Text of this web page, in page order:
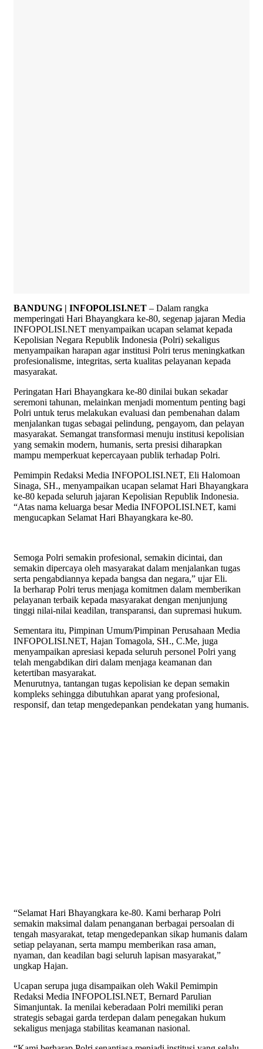
BANDUNG | INFOPOLISI.NET – Dalam rangka
memperingati Hari Bhayangkara ke-80, segenap jajaran Media
INFOPOLISI.NET menyampaikan ucapan selamat kepada
Kepolisian Negara Republik Indonesia (Polri) sekaligus
menyampaikan harapan agar institusi Polri terus meningkatkan
profesionalisme, integritas, serta kualitas pelayanan kepada
masyarakat.
Peringatan Hari Bhayangkara ke-80 dinilai bukan sekadar
seremoni tahunan, melainkan menjadi momentum penting bagi
Polri untuk terus melakukan evaluasi dan pembenahan dalam
menjalankan tugas sebagai pelindung, pengayom, dan pelayan
masyarakat. Semangat transformasi menuju institusi kepolisian
yang semakin modern, humanis, serta presisi diharapkan
mampu memperkuat kepercayaan publik terhadap Polri.
Pemimpin Redaksi Media INFOPOLISI.NET, Eli Halomoan
Sinaga, SH., menyampaikan ucapan selamat Hari Bhayangkara
ke-80 kepada seluruh jajaran Kepolisian Republik Indonesia.
“Atas nama keluarga besar Media INFOPOLISI.NET, kami
mengucapkan Selamat Hari Bhayangkara ke-80.
Semoga Polri semakin profesional, semakin dicintai, dan
semakin dipercaya oleh masyarakat dalam menjalankan tugas
serta pengabdiannya kepada bangsa dan negara,” ujar Eli.
Ia berharap Polri terus menjaga komitmen dalam memberikan
pelayanan terbaik kepada masyarakat dengan menjunjung
tinggi nilai-nilai keadilan, transparansi, dan supremasi hukum.
Sementara itu, Pimpinan Umum/Pimpinan Perusahaan Media
INFOPOLISI.NET, Hajan Tomagola, SH., C.Me, juga
menyampaikan apresiasi kepada seluruh personel Polri yang
telah mengabdikan diri dalam menjaga keamanan dan
ketertiban masyarakat.
Menurutnya, tantangan tugas kepolisian ke depan semakin
kompleks sehingga dibutuhkan aparat yang profesional,
responsif, dan tetap mengedepankan pendekatan yang humanis.
“Selamat Hari Bhayangkara ke-80. Kami berharap Polri
semakin maksimal dalam penanganan berbagai persoalan di
tengah masyarakat, tetap mengedepankan sikap humanis dalam
setiap pelayanan, serta mampu memberikan rasa aman,
nyaman, dan keadilan bagi seluruh lapisan masyarakat,”
ungkap Hajan.
Ucapan serupa juga disampaikan oleh Wakil Pemimpin
Redaksi Media INFOPOLISI.NET, Bernard Parulian
Simanjuntak. Ia menilai keberadaan Polri memiliki peran
strategis sebagai garda terdepan dalam penegakan hukum
sekaligus menjaga stabilitas keamanan nasional.